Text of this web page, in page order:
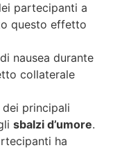
partecipanti a
questo effetto
nausea durante
collaterale
principali
sbalzi d’umore.
ha